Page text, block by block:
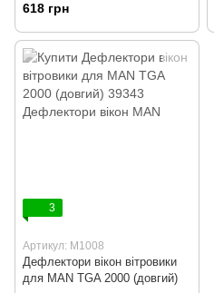
618 грн
3
Артикул: M1008
Дефлектори вікон вітровики
для MAN TGA 2000 (довгий)